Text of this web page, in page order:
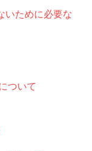
いために必要な
ついて